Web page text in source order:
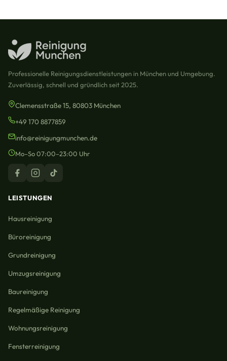
Professionelle Reinigungsdienstleistungen in München und Umgebung.
Zuverlässig, schnell und gründlich seit 2025.
Clemensstraße 15, 80803 München
+49 170 8877859
info@reinigungmunchen.de
Mo–So 07:00–23:00 Uhr
LEISTUNGEN
Hausreinigung
Büroreinigung
Grundreinigung
Umzugsreinigung
Baureinigung
Regelmäßige Reinigung
Wohnungsreinigung
Fensterreinigung